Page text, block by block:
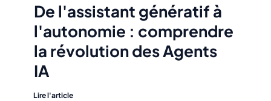
De l'assistant génératif à
l'autonomie : comprendre
la révolution des Agents
IA
Lire l'article